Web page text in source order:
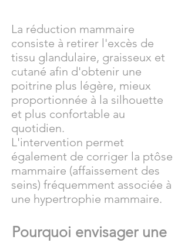
La réduction mammaire
consiste à retirer l'excès de
tissu glandulaire, graisseux et
cutané afin d'obtenir une
poitrine plus légère, mieux
proportionnée à la silhouette
et plus confortable au
quotidien.
L'intervention permet
également de corriger la ptôse
mammaire (affaissement des
seins) fréquemment associée à
une hypertrophie mammaire.
Pourquoi envisager une